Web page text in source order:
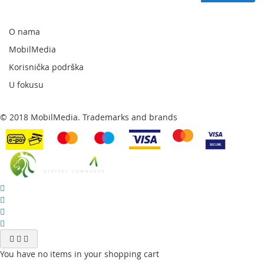
newsletter:
O nama
MobilMedia
Korisnička podrška
U fokusu
© 2018 MobilMedia. Trademarks and brands
You have no items in your shopping cart